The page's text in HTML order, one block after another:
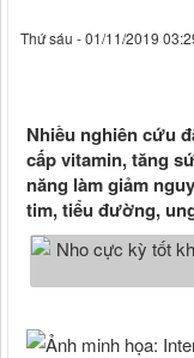
Thứ sáu - 01/11/2019
Nhiều nghiên cứu
cấp vitamin, tăng
năng làm giảm
tim, tiểu đường,